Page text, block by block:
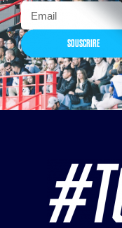
SOUSCRIRE